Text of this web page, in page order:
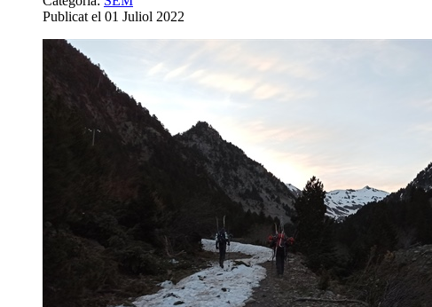
Publicat el 01 Juliol 2022